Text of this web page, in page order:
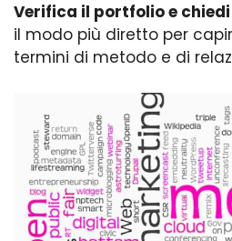
Verifica il portfolio e
il modo più diretto per
termini di metodo e di